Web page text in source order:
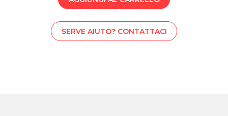
SERVE AIUTO? CONTATTACI